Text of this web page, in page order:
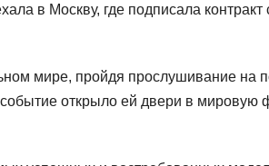
в Москву, где подписала
мире, пройдя прослушивание на
открыло ей двери в мировую